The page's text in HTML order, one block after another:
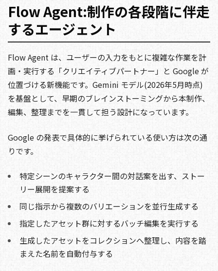
Flow Agent:制作の各段階に伴走
するエージェント
Flow Agent は、ユーザーの入力をもとに複雑な作業を計
画・実行する「クリエイティブパートナー」と Google が
位置づける新機能です。Gemini モデル(2026年5月時点)
を基盤として、早期のブレインストーミングから本制作、
編集、整理までを一貫して担う設計になっています。
Google の発表で具体的に挙げられている使い方は次の通
りです。
特定シーンのキャラクター間の対話案を出す、ストー
リー展開を提案する
同じ指示から複数のバリエーションを並行生成する
指定したアセット群に対するバッチ編集を実行する
生成したアセットをコレクションへ整理し、内容を踏
まえた名前を自動付与する